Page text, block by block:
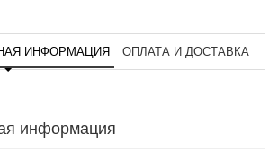
ИНФОРМАЦИЯ ОПЛАТА И ДОСТАВКА
информация